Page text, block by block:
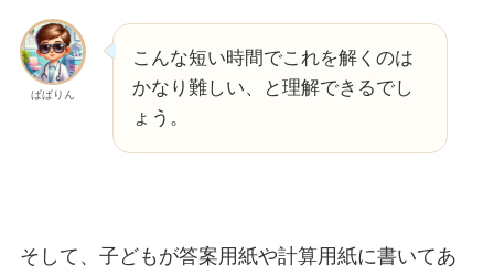
ぱぱりん
こんな短い時間でこれを解くのは
かなり難しい、と理解できるでし
ょう。
そして、子どもが答案用紙や計算用紙に書いてあ